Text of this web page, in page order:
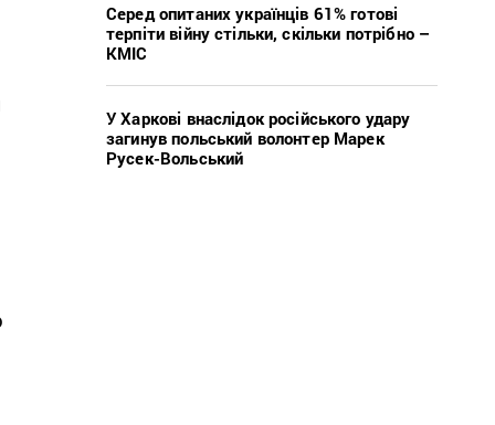
Серед опитаних українців 61% готові
терпіти війну стільки, скільки потрібно –
КМІС
У Харкові внаслідок російського удару
загинув польський волонтер Марек
Русек-Вольський